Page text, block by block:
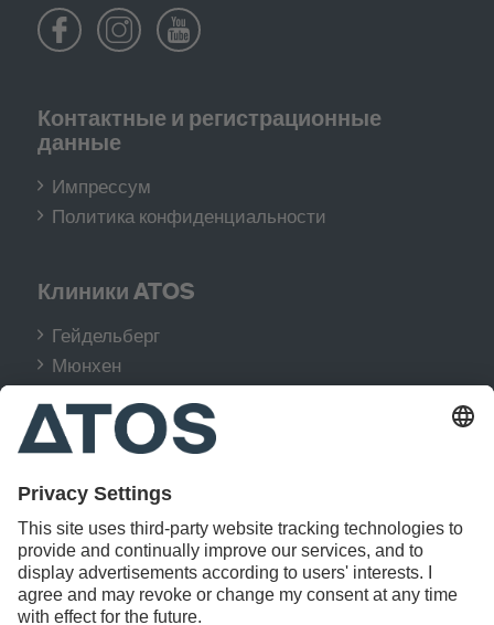
Контактные и регистрационные
данные
Импрессум
Политика конфиденциальности
Клиники ATOS
Гейдельберг
Мюнхен
Гамбург
Штутгарт
Лечение
Кисть и запястье
Тазобедренный сустав